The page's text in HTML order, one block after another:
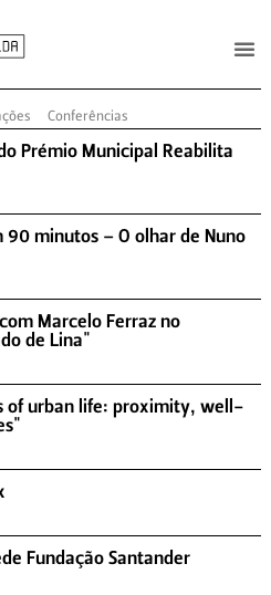
Conferências
Prémio Municipal Reabilita
minutos – O olhar de Nuno
Marcelo Ferraz no
de Lina"
of urban life: proximity, well-
Fundação Santander